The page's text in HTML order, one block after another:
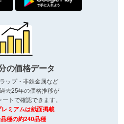
の価格データ
ップ・非鉄金属など
去25年の価格推移が
トで確認できます。
ミアムは紙面掲載
種の約240品種